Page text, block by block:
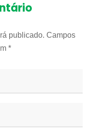
publicado. Campos
*